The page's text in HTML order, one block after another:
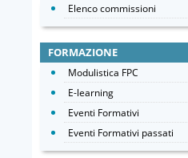
Elenco commissioni
FORMAZIONE
Modulistica FPC
E-learning
Eventi Formativi
Eventi Formativi passati